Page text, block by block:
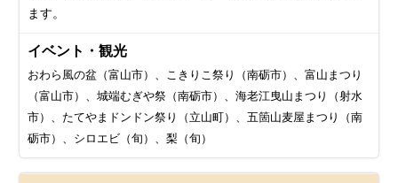
ます。
イベント・観光
おわら風の盆（富山市）、こきりこ祭り（南砺市）、富山まつり
（富山市）、城端むぎや祭（南砺市）、海老江曳山まつり（射水
市）、たてやまドンドン祭り（立山町）、五箇山麦屋まつり（南
砺市）、シロエビ（旬）、梨（旬）